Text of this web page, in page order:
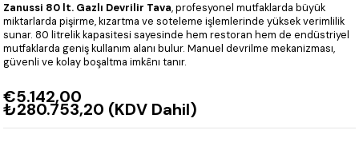
Zanussi 80 lt. Gazlı Devrilir Tava, profesyonel mutfaklarda büyük
miktarlarda pişirme, kızartma ve soteleme işlemlerinde yüksek verimlilik
sunar. 80 litrelik kapasitesi sayesinde hem restoran hem de endüstriyel
mutfaklarda geniş kullanım alanı bulur. Manuel devrilme mekanizması,
güvenli ve kolay boşaltma imkânı tanır.
€5.142,00
₺280.753,20 (KDV Dahil)